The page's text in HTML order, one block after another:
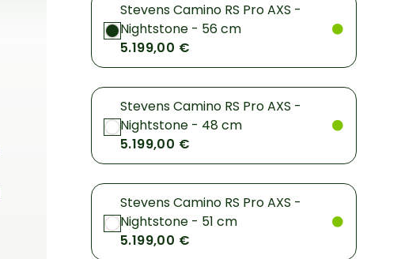
Stevens Camino RS Pro AXS -
Nightstone - 56 cm
5.199,00 €
Stevens Camino RS Pro AXS -
Nightstone - 48 cm
5.199,00 €
Stevens Camino RS Pro AXS -
Nightstone - 51 cm
5.199,00 €